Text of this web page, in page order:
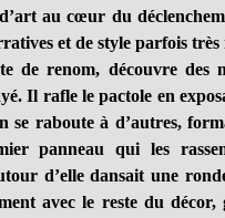
au cœur du
et de style parfois très
renom, découvre des
Il rafle le pactole en
se raboute à d’autres,
panneau qui les
d’elle dansait une
avec le reste du